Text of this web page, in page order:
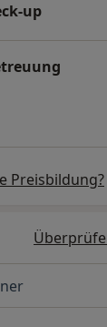
up
Preisbildung?